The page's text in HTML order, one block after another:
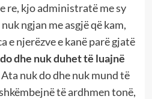
re, kjo administratë me sy
ngjan me asgjë që kam,
e njerëzve e kanë parë gjatë
dhe nuk duhet të luajnë
nuk do dhe nuk mund të
të ardhmen tonë,